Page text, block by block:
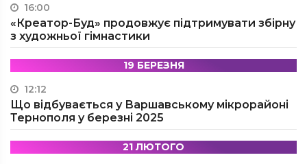
16:00
«Креатор-Буд» продовжує підтримувати збірну
з художньої гімнастики
19 БЕРЕЗНЯ
12:12
Що відбувається у Варшавському мікрорайоні
Тернополя у березні 2025
21 ЛЮТОГО